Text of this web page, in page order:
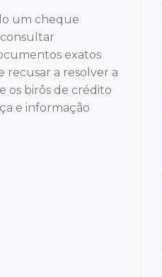
um cheque
exatos
recusar a resolver a
os birôs de crédito
e informação